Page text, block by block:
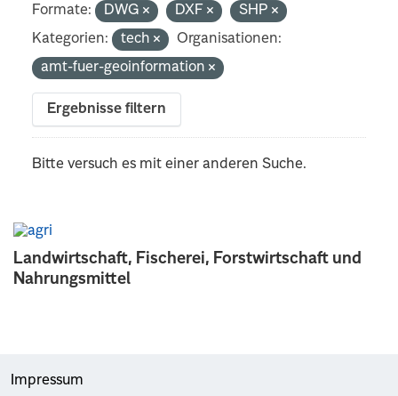
Landwirtschaft, Fischerei, Forstwirtschaft und
Nahrungsmittel
Formate: DWG DXF
SHP
Kategorien:
tech
Organisationen:
amt-fuer-geoinformation
Ergebnisse filtern
Bitte versuch es mit einer anderen Suche.
Impressum